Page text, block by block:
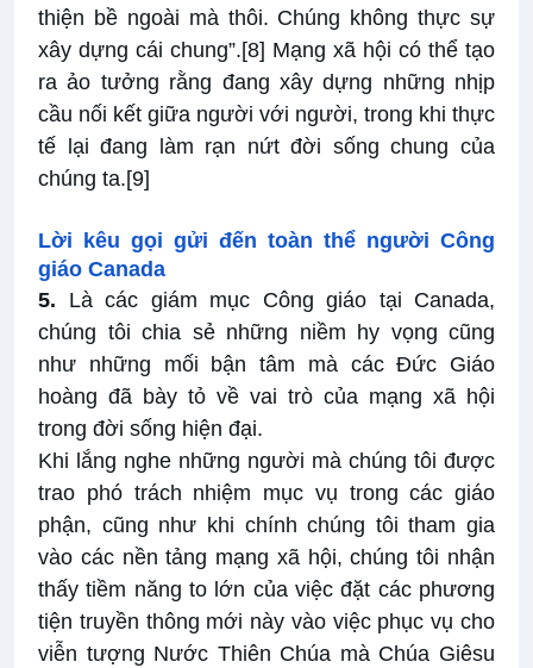
thiện bề ngoài mà thôi. Chúng không thực sự
xây dựng cái chung”.[8] Mạng xã hội có thể tạo
ra ảo tưởng rằng đang xây dựng những nhịp
cầu nối kết giữa người với người, trong khi thực
tế lại đang làm rạn nứt đời sống chung của
chúng ta.[9]
Lời kêu gọi gửi đến toàn thể người Công
giáo Canada
5. Là các giám mục Công giáo tại Canada,
chúng tôi chia sẻ những niềm hy vọng cũng
như những mối bận tâm mà các Đức Giáo
hoàng đã bày tỏ về vai trò của mạng xã hội
trong đời sống hiện đại.
Khi lắng nghe những người mà chúng tôi được
trao phó trách nhiệm mục vụ trong các giáo
phận, cũng như khi chính chúng tôi tham gia
vào các nền tảng mạng xã hội, chúng tôi nhận
thấy tiềm năng to lớn của việc đặt các phương
tiện truyền thông mới này vào việc phục vụ cho
viễn tượng Nước Thiên Chúa mà Chúa Giêsu